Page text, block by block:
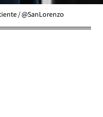
/ @SanLorenzo